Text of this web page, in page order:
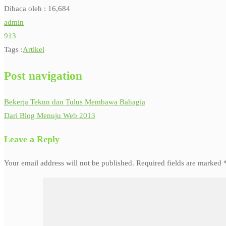
Dibaca oleh : 16,684
admin
913
Tags :Artikel
Post navigation
Bekerja Tekun dan Tulus Membawa Bahagia
Dari Blog Menuju Web 2013
Leave a Reply
Your email address will not be published. Required fields are marked